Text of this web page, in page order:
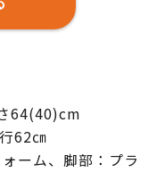
64(40)cm
62㎝
ーム、脚部：プラ